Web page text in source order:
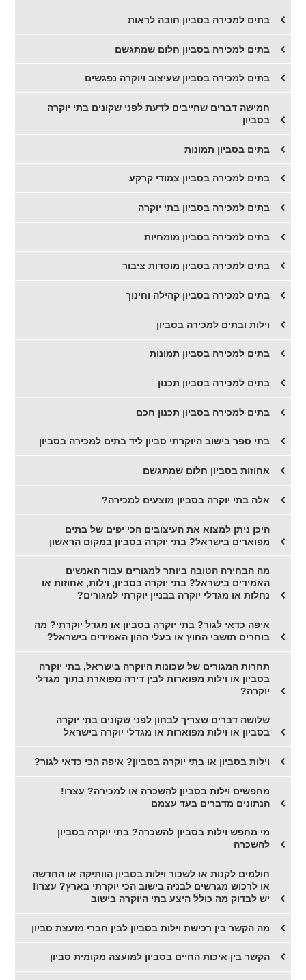
בתים למכירה בסביון חובה לראות
בתים למכירה בסביון חלום שמתגשם
בתים למכירה בסביון שעיצוב ויוקרה נפגשים
חמישה דברים שחייבים לדעת לפני שקונים בתי יוקרה
בסביון
בתים בסביון תמונות
בתים למכירה בסביון צמודי קרקע
בתים למכירה בסביון בתי יוקרה
בתים למכירה בסביון מומחיות
בתים למכירה בסביון מוסדות ציבור
בתים למכירה בסביון קהילה וחינוך
וילות ובתים למכירה בסביון
בתים למכירה בסביון תמונות
בתים למכירה בסביון תכנון
בתים למכירה בסביון תכנון חכם
בתי ספר בישוב היוקרתי סביון ליד בתים למכירה בסביון
אחוזות בסביון חלום שמתגשם
אלה בתי יוקרה בסביון מוצעים למכירה?
היכן ניתן למצוא את העיצובים הכי יפים של בתים
מפוארים בישראל? בתי יוקרה בסביון במקום הראשון
מה הבחירה הטובה ביותר למגורים עבור האנשים
האמידים בישראל? בתי יוקרה בסביון, וילות, אחוזות או
נחלות או מגדלי יוקרה בבניין יוקרתי למגורים?
איפה כדאי לגור? בתי יוקרה בסביון או מגדל יוקרתי? מה
בוחרים תושבי החוץ או בעלי ההון האמידים בישראל?
תחרות המגורים של שכונות היוקרה בישראל, בתי יוקרה
בסביון או וילות מפוארות לבין דירה מפוארת בתוך מגדלי
יוקרה?
שלושה דברים שצריך לבחון לפני שקונים בתי יוקרה
בסביון או וילות מפוארות או מגדלי יוקרה בישראל
וילות בסביון או בתי יוקרה בסביון? איפה הכי כדאי לגור?
מחפשים וילות בסביון להשכרה או למכירה? עצרו!
הנתונים מדברים בעד עצמם
מי מחפש וילות בסביון להשכרה? בתי יוקרה בסביון
להשכרה
חולמים לקנות או לשכור וילות בסביון הוותיקה או החדשה
או לרכוש מגרשים לבניה בישוב הכי יוקרתי בארץ? עצרו!
יש לבדוק מה כולל היצע בתי היוקרה בישוב
מה הקשר בין רכישת וילות בסביון לבין חברי מועצת סביון
הקשר בין איכות החיים בסביון למועצה מקומית סביון